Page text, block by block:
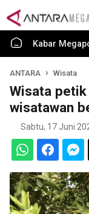
Kabar
ANTARA Wisata
Wisata
wisatawan
Sabtu, 17 Juni